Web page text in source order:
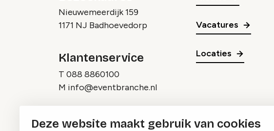
Deze website maakt gebruik van cookies
Nieuwemeerdijk 159
1171 NJ Badhoevedorp
Klantenservice
T 088 8860100
M info@eventbranche.nl
Vacatures
Locaties